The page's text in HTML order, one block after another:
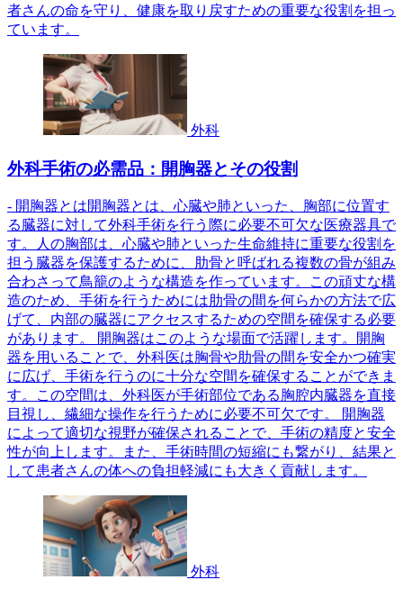
者さんの命を守り、健康を取り戻すための重要な役割を担っ
ています。
外科
外科手術の必需品：開胸器とその役割
- 開胸器とは開胸器とは、心臓や肺といった、胸部に位置す
る臓器に対して外科手術を行う際に必要不可欠な医療器具で
す。人の胸部は、心臓や肺といった生命維持に重要な役割を
担う臓器を保護するために、肋骨と呼ばれる複数の骨が組み
合わさって鳥籠のような構造を作っています。この頑丈な構
造のため、手術を行うためには肋骨の間を何らかの方法で広
げて、内部の臓器にアクセスするための空間を確保する必要
があります。 開胸器はこのような場面で活躍します。開胸
器を用いることで、外科医は胸骨や肋骨の間を安全かつ確実
に広げ、手術を行うのに十分な空間を確保することができま
す。この空間は、外科医が手術部位である胸腔内臓器を直接
目視し、繊細な操作を行うために必要不可欠です。 開胸器
によって適切な視野が確保されることで、手術の精度と安全
性が向上します。また、手術時間の短縮にも繋がり、結果と
して患者さんの体への負担軽減にも大きく貢献します。
外科